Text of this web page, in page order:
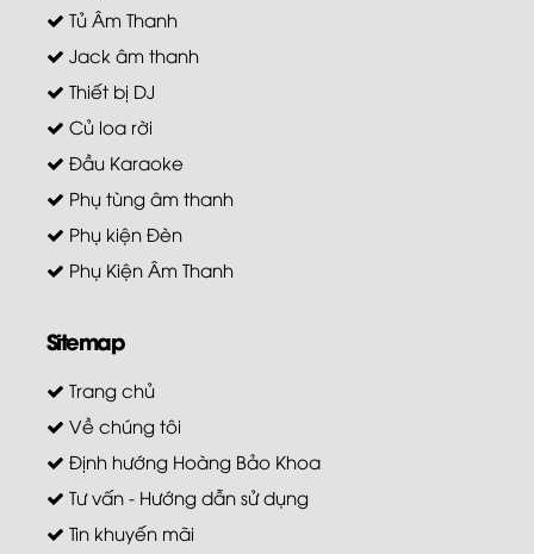
Tủ Âm Thanh
Jack âm thanh
Thiết bị DJ
Củ loa rời
Đầu Karaoke
Phụ tùng âm thanh
Phụ kiện Đèn
Phụ Kiện Âm Thanh
Sitemap
Trang chủ
Về chúng tôi
Định hướng Hoàng Bảo Khoa
Tư vấn - Hướng dẫn sử dụng
Tin khuyến mãi